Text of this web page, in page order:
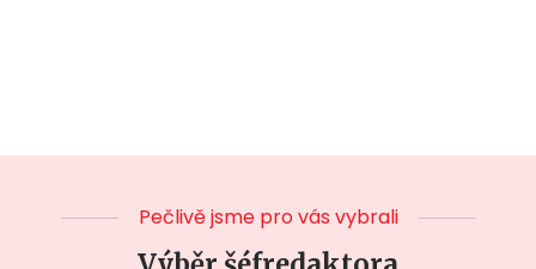
Pečlivě jsme pro vás vybrali